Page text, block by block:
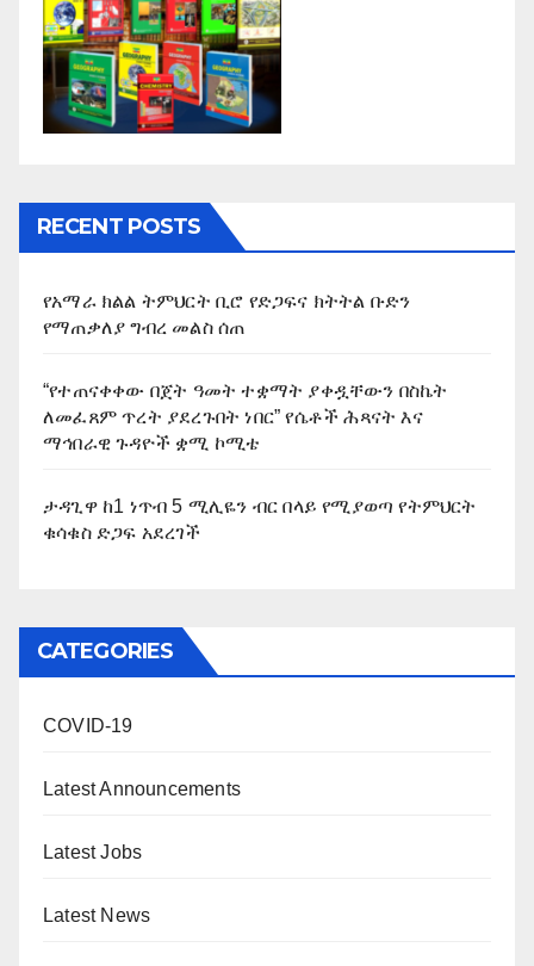
RECENT POSTS
የአማራ ክልል ትምህርት ቢሮ የድጋፍና ክትትል ቡድን
የማጠቃለያ ግብረ መልስ ሰጠ
“የተጠናቀቀው በጀት ዓመት ተቋማት ያቀዷቸውን በስኬት
ለመፈጸም ጥረት ያደረጉበት ነበር” የሴቶች ሕጻናት እና
ማኅበራዊ ጉዳዮች ቋሚ ኮሚቴ
ታዳጊዋ ከ1 ነጥብ 5 ሚሊዬን ብር በላይ የሚያወጣ የትምህርት
ቁሳቁስ ድጋፍ አደረገች
CATEGORIES
COVID-19
Latest Announcements
Latest Jobs
Latest News